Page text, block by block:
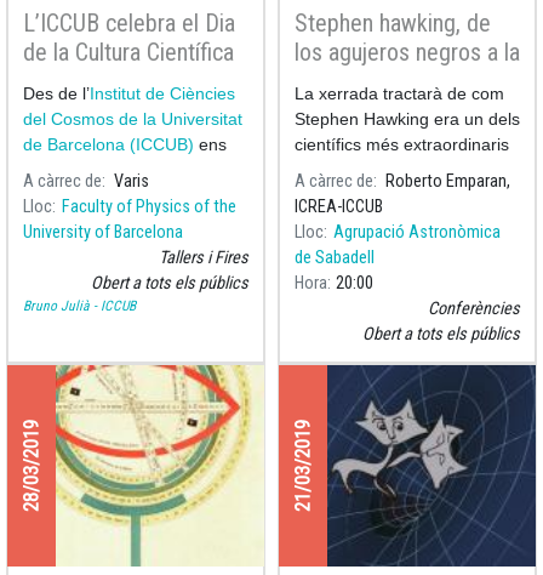
L’ICCUB celebra el Dia
de la Cultura Científica
2022
Des de l’Institut de Ciències
del Cosmos de la Universitat
de Barcelona (ICCUB) ens
sumem a les celebracions d
A càrrec de
Varis
Lloc Faculty of Physics of the
University of Barcelona
Tallers i Fires
Obert a tots els públics
Bruno Julià - ICCUB
Stephen hawking, de
los agujeros negros a la
teoría del todo
La xerrada tractarà de com
Stephen Hawking era un dels
científics més extraordinaris
però també com era un
ésser humà dels més
excepcionals que ha vist el
nostre planeta, juntament
amb Albert Einst
A càrrec de
Roberto Emparan,
ICREA-ICCUB
Lloc Agrupació Astronòmica
de Sabadell
Hora 20:00
Conferències
Obert a tots els públics
28/03/2019 21/03/2019